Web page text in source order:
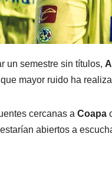
un semestre sin títulos,
mayor ruido ha
cercanas a Coapa
abiertos a